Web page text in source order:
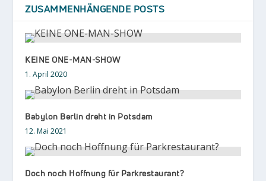
ZUSAMMENHÄNGENDE POSTS
KEINE ONE-MAN-SHOW
1. April 2020
Babylon Berlin dreht in Potsdam
12. Mai 2021
Doch noch Hoffnung für Parkrestaurant?